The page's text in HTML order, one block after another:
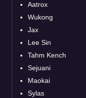
Aatrox
Wukong
Jax
Lee Sin
Tahm Kench
Sejuani
Maokai
Sylas